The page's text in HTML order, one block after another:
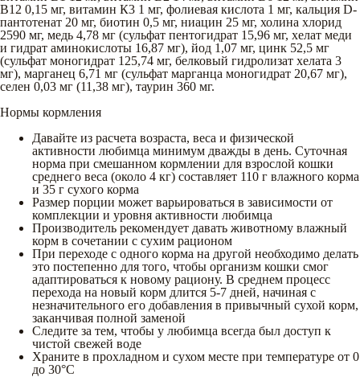
В12 0,15 мг, витамин К3 1 мг, фолиевая кислота 1 мг, кальция D-
пантотенат 20 мг, биотин 0,5 мг, ниацин 25 мг, холина хлорид
2590 мг, медь 4,78 мг (сульфат пентогидрат 15,96 мг, хелат меди
и гидрат аминокислоты 16,87 мг), йод 1,07 мг, цинк 52,5 мг
(сульфат моногидрат 125,74 мг, белковый гидролизат хелата 3
мг), марганец 6,71 мг (сульфат марганца моногидрат 20,67 мг),
селен 0,03 мг (11,38 мг), таурин 360 мг.
Нормы кормления
Давайте из расчета возраста, веса и физической
активности любимца минимум дважды в день. Суточная
норма при смешанном кормлении для взрослой кошки
среднего веса (около 4 кг) составляет 110 г влажного корма
и 35 г сухого корма
Размер порции может варьироваться в зависимости от
комплекции и уровня активности любимца
Производитель рекомендует давать животному влажный
корм в сочетании с сухим рационом
При переходе с одного корма на другой необходимо делать
это постепенно для того, чтобы организм кошки смог
адаптироваться к новому рациону. В среднем процесс
перехода на новый корм длится 5-7 дней, начиная с
незначительного его добавления в привычный сухой корм,
заканчивая полной заменой
Следите за тем, чтобы у любимца всегда был доступ к
чистой свежей воде
Храните в прохладном и сухом месте при температуре от 0
до 30°С